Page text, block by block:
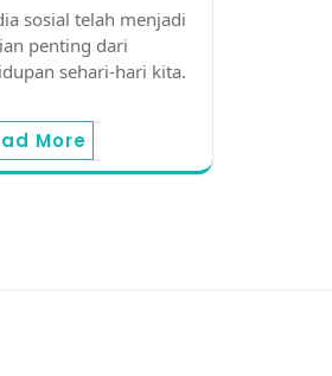
sosial telah menjadi
penting dari
sehari-hari kita.
More